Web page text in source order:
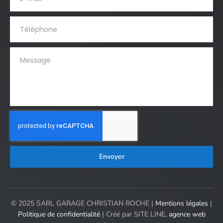
Envoyer
© 2025 SARL GARAGE CHRISTIAN ROCHE | Mentions légales |
Politique de confidentialité| Créé par SITE LINE, agence web